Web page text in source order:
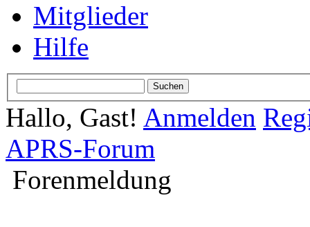
Mitglieder
Hilfe
Hallo, Gast! Anmelden
APRS-Forum
Forenmeldung